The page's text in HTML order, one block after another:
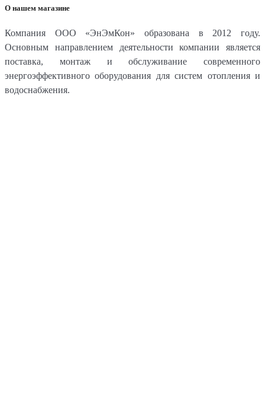
О нашем магазине
Компания ООО «ЭнЭмКон» образована в 2012 году.
Основным направлением деятельности компании является
поставка, монтаж и обслуживание современного
энергоэффективного оборудования для систем отопления и
водоснабжения.